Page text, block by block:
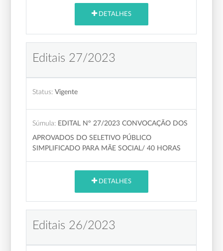
DETALHES
Editais 27/2023
Status: Vigente
Súmula: EDITAL Nº 27/2023 CONVOCAÇÃO DOS
APROVADOS DO SELETIVO PÚBLICO
SIMPLIFICADO PARA MÃE SOCIAL/ 40 HORAS
DETALHES
Editais 26/2023